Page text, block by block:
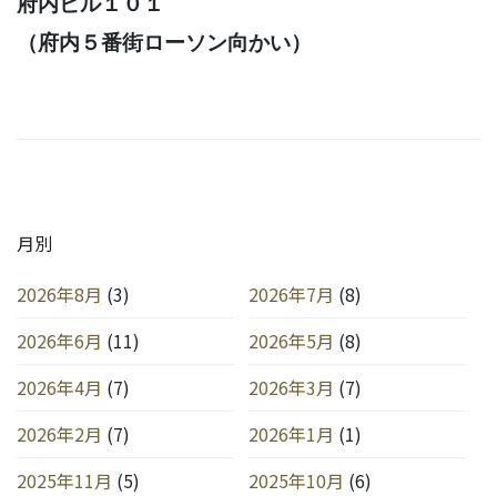
（府内５番街ローソン向かい）
月別
2026年8月 (3) 2026年7月 (8)
2026年6月 (11) 2026年5月 (8)
2026年4月 (7) 2026年3月 (7)
2026年2月 (7) 2026年1月 (1)
2025年11月 (5) 2025年10月 (6)